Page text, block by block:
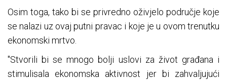
Osim toga, tako bi se privredno oživjelo područje koje
se nalazi uz ovaj putni pravac i koje je u ovom trenutku
ekonomski mrtvo.
"Stvorili bi se mnogo bolji uslovi za život građana i
stimulisala ekonomska aktivnost jer bi zahvaljujući